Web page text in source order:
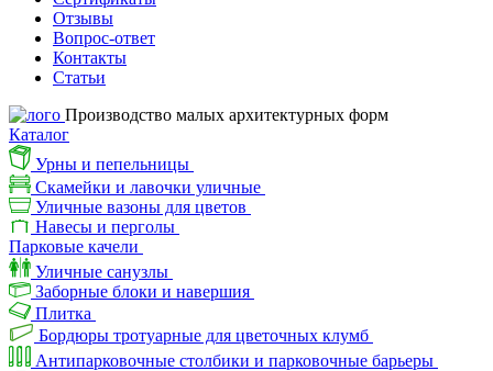
Отзывы
Вопрос-ответ
Контакты
Статьи
Производство малых архитектурных форм
Каталог
Урны и пепельницы
Скамейки и лавочки уличные
Уличные вазоны для цветов
Навесы и перголы
Парковые качели
Уличные санузлы
Заборные блоки и навершия
Плитка
Бордюры тротуарные для цветочных клумб
Антипарковочные столбики и парковочные барьеры